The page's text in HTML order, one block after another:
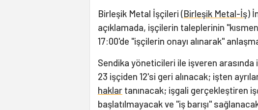
Birleşik Metal İşçileri (Birleşik Metal-İş)
açıklamada, işçilerin taleplerinin
17:00'de "işçilerin onayı alınarak"
Sendika yöneticileri ile işveren
23 işçiden 12'si geri alınacak; işten
haklar tanınacak; işgali gerçekleştiren
başlatılmayacak ve "iş barışı"